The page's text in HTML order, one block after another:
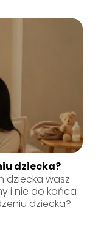
dziecka?
dziecka wasz
i nie do końca
dziecka?